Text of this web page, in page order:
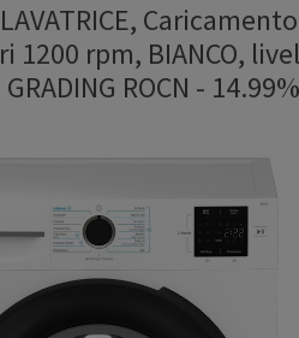
1200 rpm, BIANCO,
ROCN - 14.99%